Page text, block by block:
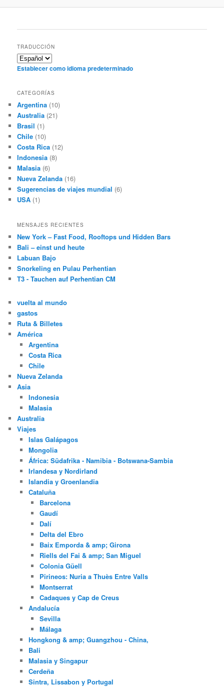
TRADUCCIÓN
Establecer como idioma predeterminado
CATEGORÍAS
Argentina (10)
Australia (21)
Brasil (1)
Chile (10)
Costa Rica (12)
Indonesia (8)
Malasia (6)
Nueva Zelanda (16)
Sugerencias de viajes mundial (6)
USA (1)
MENSAJES RECIENTES
New York – Fast Food, Rooftops und Hidden Bars
Bali – einst und heute
Labuan Bajo
Snorkeling en Pulau Perhentian
T3 - Tauchen auf Perhentian CM
vuelta al mundo
gastos
Ruta & Billetes
América
Argentina
Costa Rica
Chile
Nueva Zelanda
Asia
Indonesia
Malasia
Australia
Viajes
Islas Galápagos
Mongolia
África: Südafrika - Namibia - Botswana-Sambia
Irlandesa y Nordirland
Islandia y Groenlandia
Cataluña
Barcelona
Gaudí
Dalí
Delta del Ebro
Baix Emporda & amp; Girona
Riells del Fai & amp; San Miguel
Colonia Güell
Pirineos: Nuria a Thuès Entre Valls
Montserrat
Cadaques y Cap de Creus
Andalucía
Sevilla
Málaga
Hongkong & amp; Guangzhou - China,
Bali
Malasia y Singapur
Cerdeña
Sintra, Lissabon y Portugal